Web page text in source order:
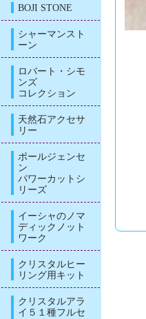
BOJI STONE
シャーマンスト
ーン
ロバート・シモ
ンズ
コレクション
天然石アクセサ
リー
ポールジェンセ
ン
パワーカットシ
リーズ
イーシャのノマ
ディックノット
ワーク
クリスタルヒー
リング用キット
クリスタルアラ
イ５１種フルセ